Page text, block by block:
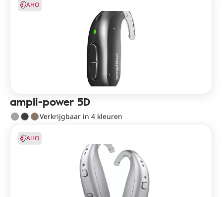
AHO
ampli-power 5D
Verkrijgbaar in 4 kleuren
AHO